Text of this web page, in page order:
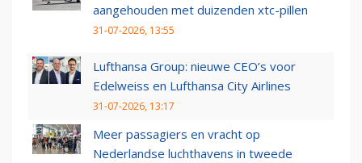
aangehouden met duizenden xtc-pillen
31-07-2026, 13:55
Lufthansa Group: nieuwe CEO’s voor
Edelweiss en Lufthansa City Airlines
31-07-2026, 13:17
Meer passagiers en vracht op
Nederlandse luchthavens in tweede